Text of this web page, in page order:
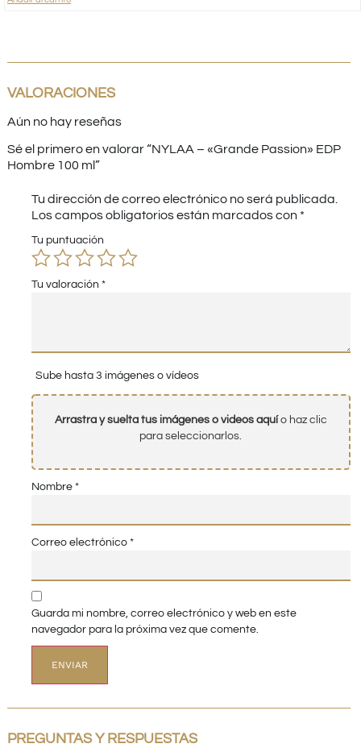
VALORACIONES
Aún no hay reseñas
Sé el primero en valorar “NYLAA – «Grande Passion» EDP
Hombre 100 ml”
Tu dirección de correo electrónico no será publicada.
Los campos obligatorios están marcados con *
Tu puntuación
Tu valoración *
Sube hasta 3 imágenes o vídeos
Arrastra y suelta tus imágenes o videos aquío haz clic
para seleccionarlos.
Nombre *
Correo electrónico *
Guarda mi nombre, correo electrónico y web en este
navegador para la próxima vez que comente.
PREGUNTAS Y RESPUESTAS